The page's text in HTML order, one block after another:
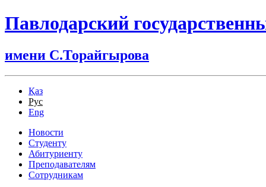
Павлодарский
имени С.Торайгырова
Қаз
Рус
Eng
Новости
Студенту
Абитуриенту
Преподавателям
Сотрудникам